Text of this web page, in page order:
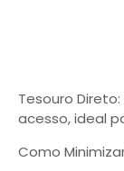
Tesouro
acesso, ideal
Como